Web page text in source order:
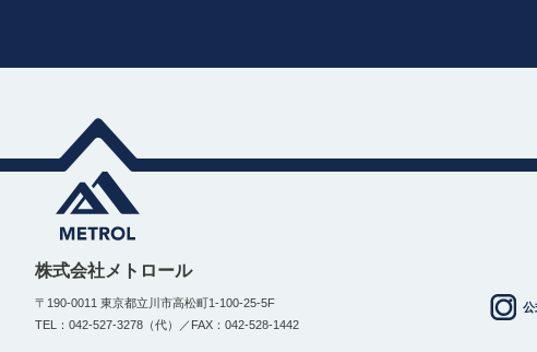
株式会社メトロール
〒190-0011 東京都立川市高松町1-100-25-5F
TEL：042-527-3278（代）／FAX：042-528-1442